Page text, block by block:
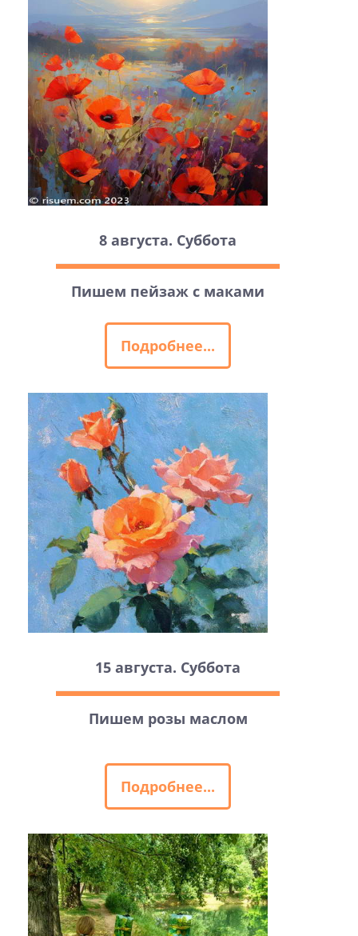
8 августа. Суббота
Пишем пейзаж с маками
Подробнее...
15 августа. Суббота
Пишем розы маслом
Подробнее...